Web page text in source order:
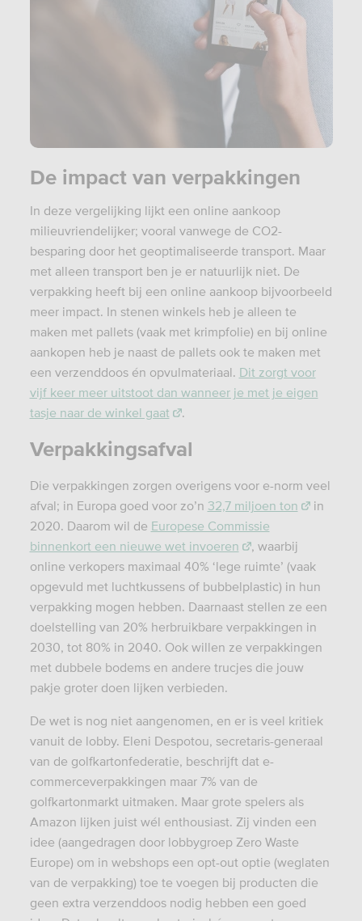
De impact van verpakkingen
In deze vergelijking lijkt een online aankoop
milieuvriendelijker; vooral vanwege de CO2-
besparing door het geoptimaliseerde transport. Maar
met alleen transport ben je er natuurlijk niet. De
verpakking heeft bij een online aankoop bijvoorbeeld
meer impact. In stenen winkels heb je alleen te
maken met pallets (vaak met krimpfolie) en bij online
aankopen heb je naast de pallets ook te maken met
een verzenddoos én opvulmateriaal. Dit zorgt voor
vijf keer meer uitstoot dan wanneer je met je eigen
tasje naar de winkel gaat
.
Verpakkingsafval
Die verpakkingen zorgen overigens voor e-norm veel
afval; in Europa goed voor zo’n 32,7 miljoen ton
in
2020. Daarom wil de Europese Commissie
binnenkort een nieuwe wet invoeren
, waarbij
online verkopers maximaal 40% ‘lege ruimte’ (vaak
opgevuld met luchtkussens of bubbelplastic) in hun
verpakking mogen hebben. Daarnaast stellen ze een
doelstelling van 20% herbruikbare verpakkingen in
2030, tot 80% in 2040. Ook willen ze verpakkingen
met dubbele bodems en andere trucjes die jouw
pakje groter doen lijken verbieden.
De wet is nog niet aangenomen, en er is veel kritiek
vanuit de lobby. Eleni Despotou, secretaris-generaal
van de golfkartonfederatie, beschrijft dat e-
commerceverpakkingen maar 7% van de
golfkartonmarkt uitmaken. Maar grote spelers als
Amazon lijken juist wél enthousiast. Zij vinden een
idee (aangedragen door lobbygroep Zero Waste
Europe) om in webshops een opt-out optie (weglaten
van de verpakking) toe te voegen bij producten die
geen extra verzenddoos nodig hebben een goed